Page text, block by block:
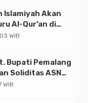
Islamiyah Akan
Al-Qur’an di
WIB
Bupati Pemalang
Soliditas ASN
WIB